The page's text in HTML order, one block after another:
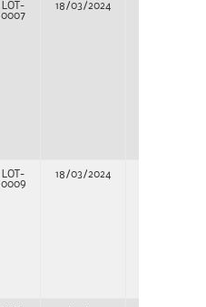
LOT-
0007
18/03/2024
LOT-
0009
18/03/2024